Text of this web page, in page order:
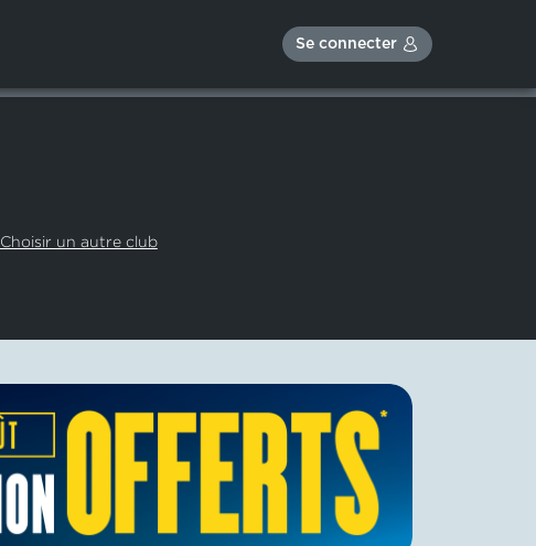
Se connecter
Choisir un autre club